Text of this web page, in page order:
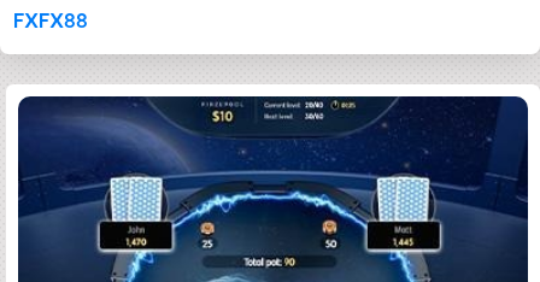
FXFX88